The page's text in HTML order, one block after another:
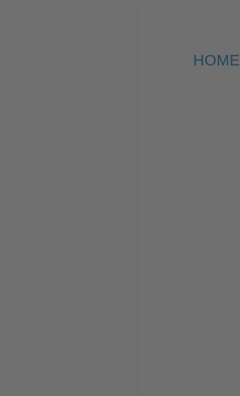
HOME